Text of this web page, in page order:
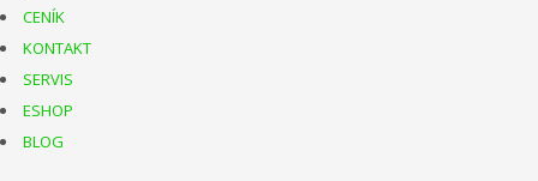
CENÍK
KONTAKT
SERVIS
ESHOP
BLOG